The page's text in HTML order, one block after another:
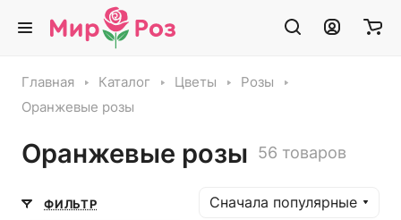
Главная Каталог Цветы
Розы
Оранжевые розы
Оранжевые розы 56 товаров
ФИЛЬТР Сначала популярные